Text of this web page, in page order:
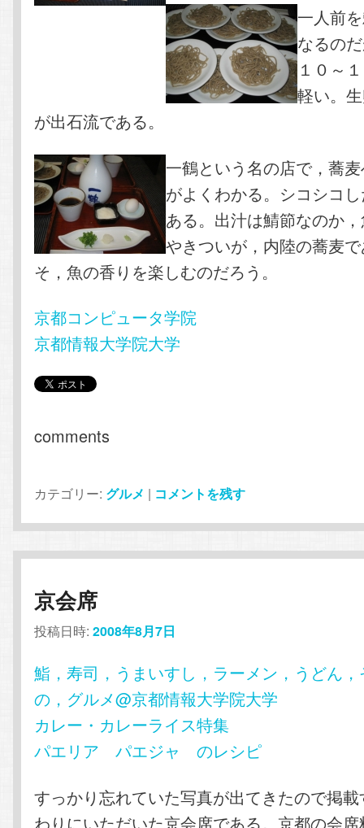
一人前
なるの
１０～
軽い。
が出石流である。
一鶴という名の店で，蕎
がよくわかる。シコシコ
ある。出汁は鯖節なのか
やきついが，内陸の蕎麦
そ，魚の香りを楽しむのだろう。
京都コンピュータ学院
京都情報大学院大学
comments
カテゴリー: グルメ | コメントを残す
京会席
投稿日時:2008年8月7日
鮨，寿司，うまいすし，ラーメン，うどん
の，グルメ@京都情報大学院大学
カレー・カレーライス特集
パエリア パエジャ のレシピ
すっかり忘れていた写真が出てきたので掲
わりにいただいた京会席である。京都の会